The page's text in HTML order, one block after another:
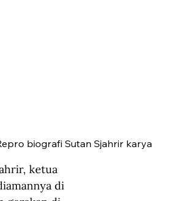
biografi Sutan Sjahrir karya
ketua
di